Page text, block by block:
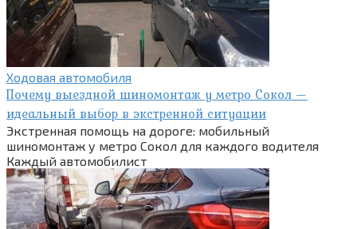
Ходовая автомобиля
Почему выездной шиномонтаж у метро Сокол —
идеальный выбор в экстренной ситуации
Экстренная помощь на дороге: мобильный
шиномонтаж у метро Сокол для каждого водителя
Каждый автомобилист